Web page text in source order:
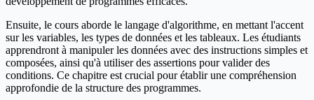
Ensuite, le cours aborde le langage d'algorithme, en mettant l'accent
sur les variables, les types de données et les tableaux. Les étudiants
apprendront à manipuler les données avec des instructions simples et
composées, ainsi qu'à utiliser des assertions pour valider des
conditions. Ce chapitre est crucial pour établir une compréhension
approfondie de la structure des programmes.